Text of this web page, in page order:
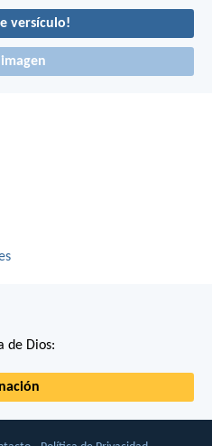
versículo!
de Dios: